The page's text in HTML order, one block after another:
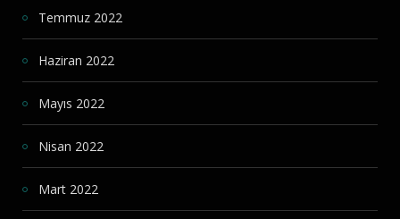
Temmuz 2022
Haziran 2022
Mayıs 2022
Nisan 2022
Mart 2022